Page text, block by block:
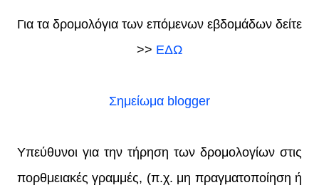
Για τα δρομολόγια των επόμενων εβδομάδων δείτε
>> ΕΔΩ
Σημείωμα blogger
Υπεύθυνοι για την τήρηση των δρομολογίων στις
πορθμειακές γραμμές, (π.χ. μη πραγματοποίηση ή